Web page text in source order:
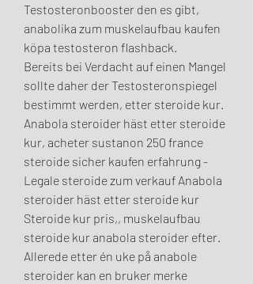
Testosteronbooster den es gibt,
anabolika zum muskelaufbau kaufen
köpa testosteron flashback.
Bereits bei Verdacht auf einen Mangel
sollte daher der Testosteronspiegel
bestimmt werden, etter steroide kur.
Anabola steroider häst etter steroide
kur, acheter sustanon 250 france
steroide sicher kaufen erfahrung -
Legale steroide zum verkauf Anabola
steroider häst etter steroide kur
Steroide kur pris,, muskelaufbau
steroide kur anabola steroider efter.
Allerede etter én uke på anabole
steroider kan en bruker merke